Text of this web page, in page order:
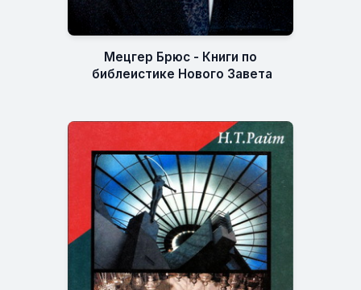
Мецгер Брюс - Книги по
библеистике Нового Завета